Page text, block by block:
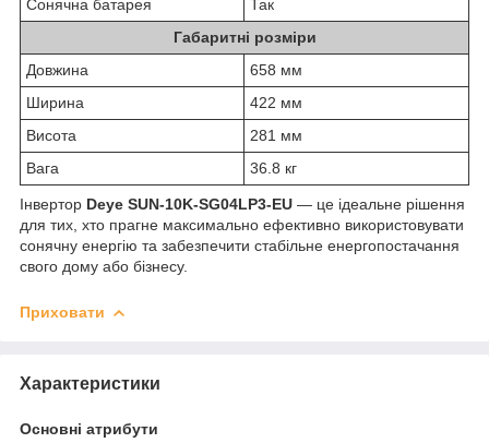
Сонячна батарея
Так
Габаритні розміри
Довжина
658 мм
Ширина
422 мм
Висота
281 мм
Вага
36.8 кг
Інвертор Deye SUN-10K-SG04LP3-EU — це ідеальне рішення
для тих, хто прагне максимально ефективно використовувати
сонячну енергію та забезпечити стабільне енергопостачання
свого дому або бізнесу.
Приховати
Характеристики
Основні атрибути